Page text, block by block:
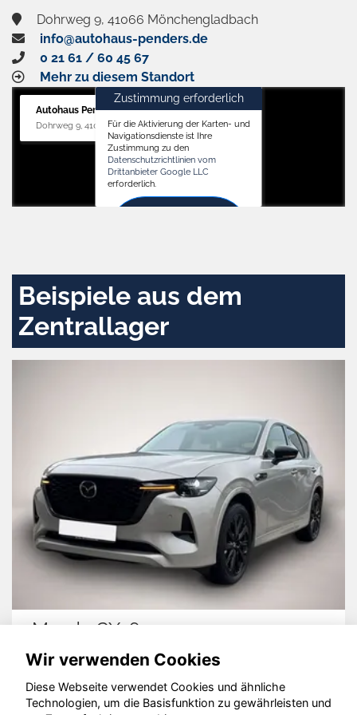
Dohrweg 9, 41066 Mönchengladbach
info@autohaus-penders.de
0 21 61 / 60 45 67
Mehr zu diesem Standort
Autohaus Penders (Service)
Dohrweg 9, 41066 Mönchengladbach
Zustimmung erforderlich
Für die Aktivierung der Karten- und
Navigationsdienste ist Ihre
Zustimmung zu den
Datenschutzrichtlinien vom
Drittanbieter Google LLC
erforderlich.
Beispiele aus dem
Zentrallager
Mazda CX-60
Wir verwenden Cookies
Diese Webseite verwendet Cookies und ähnliche
Technologien, um die Basisfunktion zu gewährleisten und